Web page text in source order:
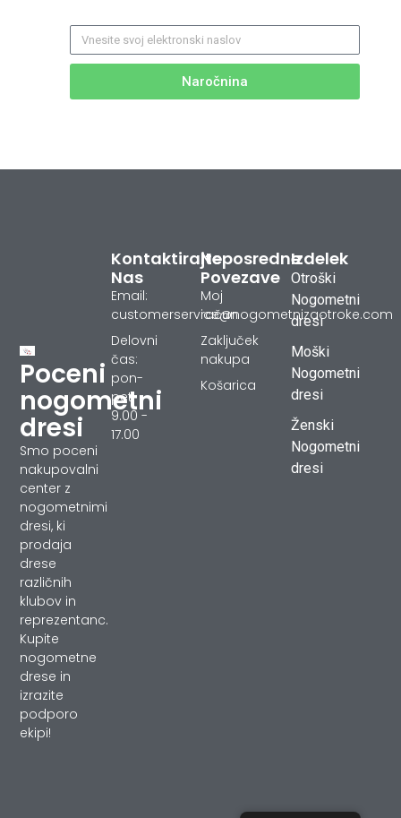
Naročnina
Poceni
nogometni
dresi
Smo poceni
nakupovalni
center z
nogometnimi
dresi, ki
prodaja
drese
različnih
klubov in
reprezentanc.
Kupite
nogometne
drese in
izrazite
podporo
ekipi!
Izdelek
Otroški
Nogometni
dresi
Moški
Nogometni
dresi
Ženski
Nogometni
dresi
Neposredne
Povezave
Moj
račun
Zaključek
nakupa
Košarica
Kontaktirajte
Nas
Email:
customerservice@nogometnizaotroke.com
Delovni
čas:
pon-
pet
9.00 -
17.00